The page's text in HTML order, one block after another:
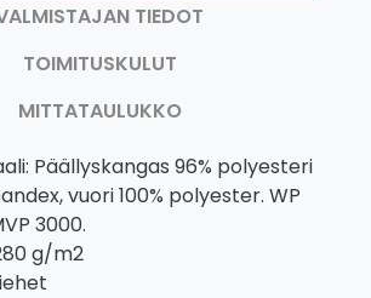
TIEDOT
TOIMITUSKULUT
MITTATAULUKKO
Päällyskangas 96% polyesteri
vuori 100% polyester. WP
3000.
g/m2